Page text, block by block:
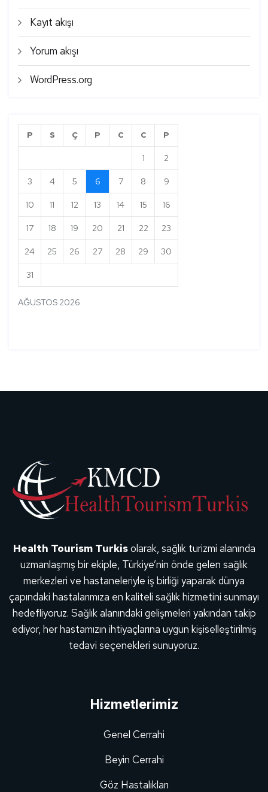
Kayıt akışı
Yorum akışı
WordPress.org
AĞUSTOS 2026
P S Ç P C C P
1 2
3 4 5 6 7 8 9
10 11 12 13 14 15 16
17 18 19 20 21 22 23
24 25 26 27 28 29 30
31
Health Tourism Turkisolarak, sağlık turizmi alanında
uzmanlaşmış bir ekiple, Türkiye’nin önde gelen sağlık
merkezleri ve hastaneleriyle iş birliği yaparak dünya
çapındaki hastalarımıza en kaliteli sağlık hizmetini sunmayı
hedefliyoruz. Sağlık alanındaki gelişmeleri yakından takip
ediyor, her hastamızın ihtiyaçlarına uygun kişiselleştirilmiş
tedavi seçenekleri sunuyoruz.
Hizmetlerimiz
Genel Cerrahi
Beyin Cerrahi
Göz Hastalıkları